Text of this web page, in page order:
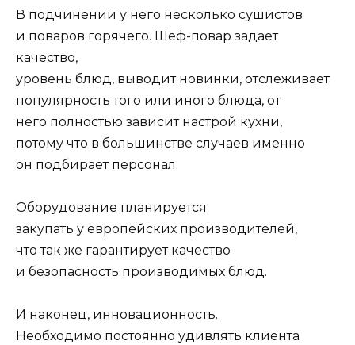
В подчинении у него несколько сушистов
и поваров горячего. Шеф-повар задает
качество,
уровень блюд, выводит новинки, отслеживает
популярность того или иного блюда, от
него полностью зависит настрой кухни,
потому что в большинстве случаев именно
он подбирает персонал.
Оборудование планируется
закупать у европейских производителей,
что так же гарантирует качество
и безопасность производимых блюд.
И наконец, инновационность.
Необходимо постоянно удивлять клиента